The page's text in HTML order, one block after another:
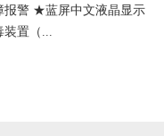
报警 ★蓝屏中文液晶显示
置（...